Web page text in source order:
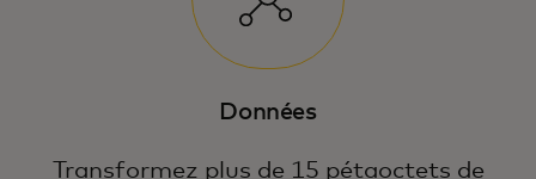
Données
Transformez plus de 15 pétaoctets de